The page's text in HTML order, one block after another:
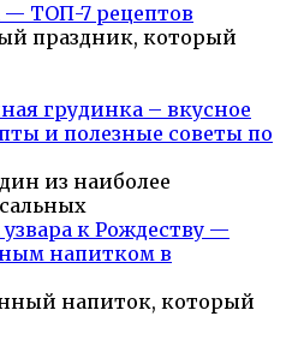
— ТОП-7 рецептов
праздник, который
грудинка – вкусное
и полезные советы по
из наиболее
к Рождеству —
напитком в
напиток, который